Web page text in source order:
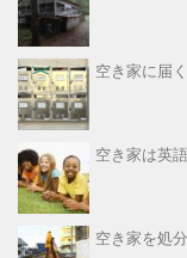
空き家に届
空き家は英
空き家を処